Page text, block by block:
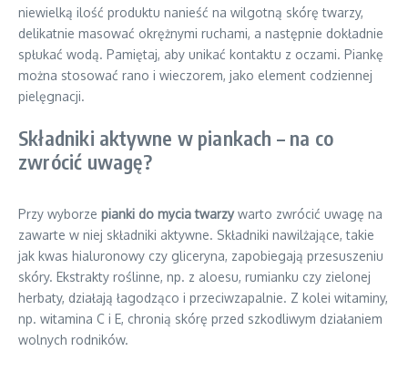
niewielką ilość produktu nanieść na wilgotną skórę twarzy,
delikatnie masować okrężnymi ruchami, a następnie dokładnie
spłukać wodą. Pamiętaj, aby unikać kontaktu z oczami. Piankę
można stosować rano i wieczorem, jako element codziennej
pielęgnacji.
Składniki aktywne w piankach – na co
zwrócić uwagę?
Przy wyborze pianki do mycia twarzywarto zwrócić uwagę na
zawarte w niej składniki aktywne. Składniki nawilżające, takie
jak kwas hialuronowy czy gliceryna, zapobiegają przesuszeniu
skóry. Ekstrakty roślinne, np. z aloesu, rumianku czy zielonej
herbaty, działają łagodząco i przeciwzapalnie. Z kolei witaminy,
np. witamina C i E, chronią skórę przed szkodliwym działaniem
wolnych rodników.